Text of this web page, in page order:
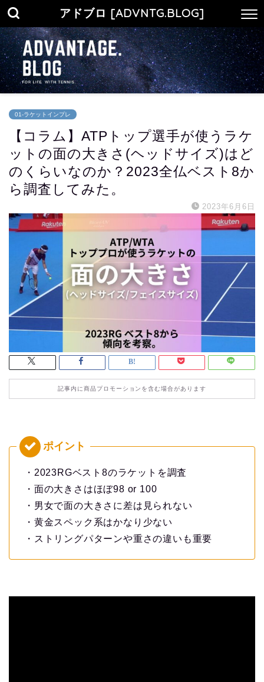
アドブロ [ADVNTG.BLOG]
01-ラケットインプレ
【コラム】ATPトップ選手が使うラケ
ットの面の大きさ(ヘッドサイズ)はど
のくらいなのか？2023全仏ベスト8か
ら調査してみた。
2023年6月6日
記事内に商品プロモーションを含む場合があります
・2023RGベスト8のラケットを調査
・面の大きさはほぼ98 or 100
・男女で面の大きさに差は見られない
・黄金スペック系はかなり少ない
・ストリングパターンや重さの違いも重要